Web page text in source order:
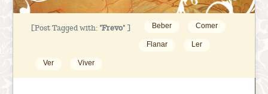
[Post Tagged with: "Frevo" ] Beber Comer
Flanar Ler
Ver Viver